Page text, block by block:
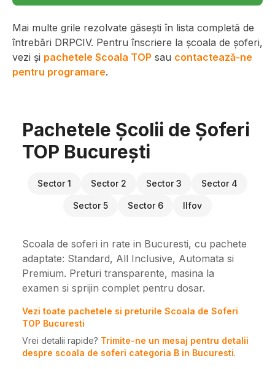
Mai multe grile rezolvate găsești în lista completă de
întrebări DRPCIV. Pentru înscriere la școala de șoferi,
vezi și pachetele Scoala TOP sau contactează-ne
pentru programare.
Pachetele Școlii de Șoferi
TOP București
Sector 1 Sector 2 Sector 3 Sector 4
Sector 5 Sector 6 Ilfov
Scoala de soferi in rate in Bucuresti, cu pachete
adaptate: Standard, All Inclusive, Automata si
Premium. Preturi transparente, masina la
examen si sprijin complet pentru dosar.
Vezi toate pachetele si preturile Scoala de Soferi
TOP Bucuresti
Vrei detalii rapide? Trimite-ne un mesaj pentru detalii
despre scoala de soferi categoria B in Bucuresti.